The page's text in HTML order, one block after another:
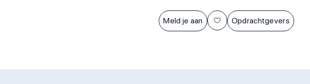
Meld je aan Opdrachtgevers